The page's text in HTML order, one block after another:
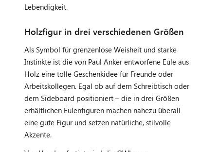
Lebendigkeit.
Holzfigur in drei verschiedenen Größen
Als Symbol für grenzenlose Weisheit und starke
Instinkte ist die von Paul Anker entworfene Eule aus
Holz eine tolle Geschenkidee für Freunde oder
Arbeitskollegen. Egal ob auf dem Schreibtisch oder
dem Sideboard positioniert – die in drei Größen
erhältlichen Eulenfiguren machen nahezu überall
eine gute Figur und setzen natürliche, stilvolle
Akzente.